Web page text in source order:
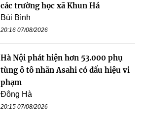
các trường học xã Khun Há
Bùi Bình
20:16 07/08/2026
Hà Nội phát hiện hơn 53.000 phụ
tùng ô tô nhãn Asahi có dấu hiệu vi
phạm
Đông Hà
20:15 07/08/2026